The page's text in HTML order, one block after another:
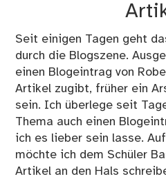
Seit einigen Tagen geht
durch die Blogszene.
einen Blogeintrag von
Artikel zugibt, früher ein
sein. Ich überlege seit
Thema auch einen
ich es lieber sein lasse.
möchte ich dem Schüler
Artikel an den Hals